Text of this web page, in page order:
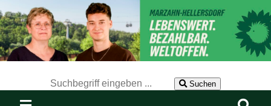
Suchen